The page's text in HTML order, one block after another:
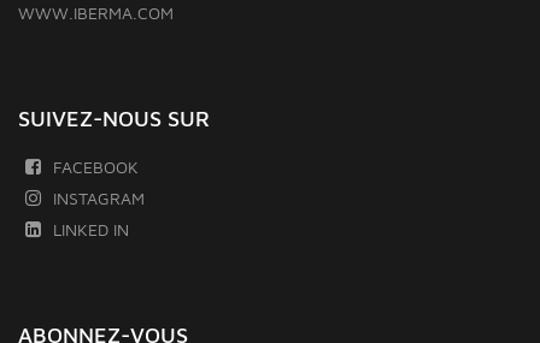
WWW.IBERMA.COM
SUIVEZ-NOUS SUR
FACEBOOK
INSTAGRAM
LINKED IN
ABONNEZ-VOUS